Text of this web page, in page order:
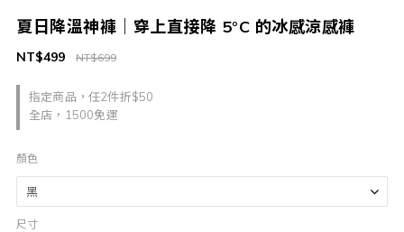
夏日降溫神褲｜穿上直接降 5°C 的冰感涼感褲
指定商品，任2件折$50
全店，1500免運
NT$699
NT$499
顏色
尺寸